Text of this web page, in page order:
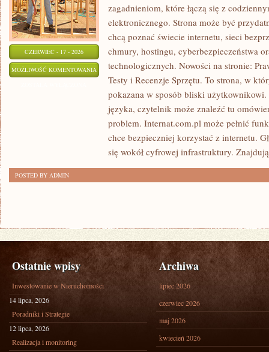
CZERWIEC - 17 - 2026
MOŻLIWOŚĆ KOMENTOWANIA INTERNET
NOWE
TECHNOLOGIE
zagadnieniom, które łączą się z
elektronicznego. Strona może być
chcą poznać świecie internetu, sieci
chmury, hostingu, cyberbezpieczeństwa
technologicznych. Nowości na stronie:
Testy i Recenzje Sprzętu. To strona, w
pokazana w sposób bliski
języka, czytelnik może znaleźć tu
problem. Internat.com.pl może pełnić
chce bezpieczniej korzystać z internetu.
się wokół cyfrowej infrastruktury.
POSTED BY ADMIN
Ostatnie wpisy
Inwestowanie w Nieruchomości
14 lipca, 2026
Poradniki i Strategie
12 lipca, 2026
Realizacja i monitoring
Archiwa
lipiec 2026
czerwiec 2026
maj 2026
kwiecień 2026